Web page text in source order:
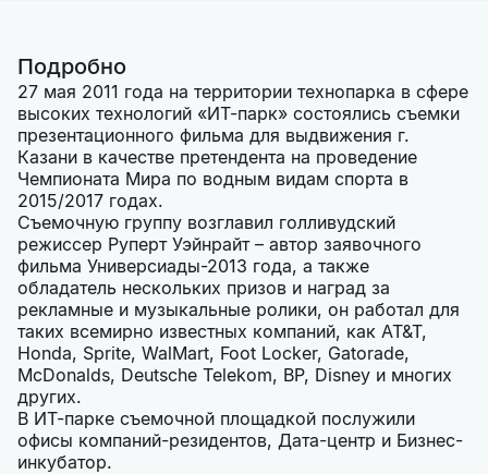
Подробно
27 мая 2011 года на территории технопарка в сфере
высоких технологий «ИТ-парк» состоялись съемки
презентационного фильма для выдвижения г.
Казани в качестве претендента на проведение
Чемпионата Мира по водным видам спорта в
2015/2017 годах.
Съемочную группу возглавил голливудский
режиссер Руперт Уэйнрайт – автор заявочного
фильма Универсиады-2013 года, а также
обладатель нескольких призов и наград за
рекламные и музыкальные ролики, он работал для
таких всемирно известных компаний, как AT&T,
Honda, Sprite, WalMart, Foot Locker, Gatorade,
McDonalds, Deutsche Telekom, BP, Disney и многих
других.
В ИТ-парке съемочной площадкой послужили
офисы компаний-резидентов, Дата-центр и Бизнес-
инкубатор.